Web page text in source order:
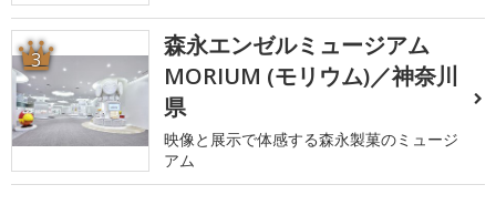
3
森永エンゼルミュージアム
MORIUM (モリウム)／神奈川
県
映像と展示で体感する森永製菓のミュージ
アム